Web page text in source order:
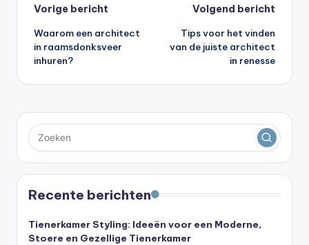
Bericht
navigatie
Vorige bericht
Waarom een architect
in raamsdonksveer
inhuren?
Volgend bericht
Tips voor het vinden
van de juiste architect
in renesse
Recente berichten
Tienerkamer Styling: Ideeën voor een Moderne,
Stoere en Gezellige Tienerkamer